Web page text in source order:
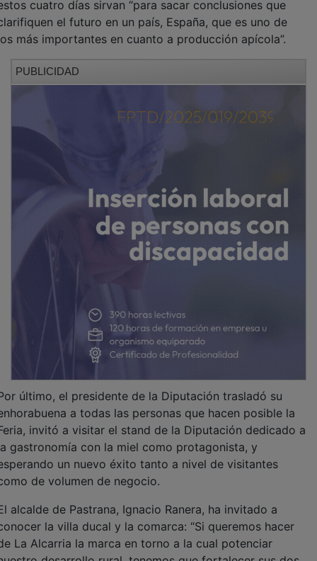
el futuro en un país, España, que es uno de
más importantes en cuanto a producción apícola”.
a todas las personas que hacen posible la
invitó a visitar el stand de la Diputación dedicado a
gastronomía con la miel como protagonista, y
un nuevo éxito tanto a nivel de visitantes
de volumen de negocio.
la villa ducal y la comarca: “Si queremos hacer
La Alcarria la marca en torno a la cual potenciar
desarrollo rural, tenemos que fortalecer sus dos